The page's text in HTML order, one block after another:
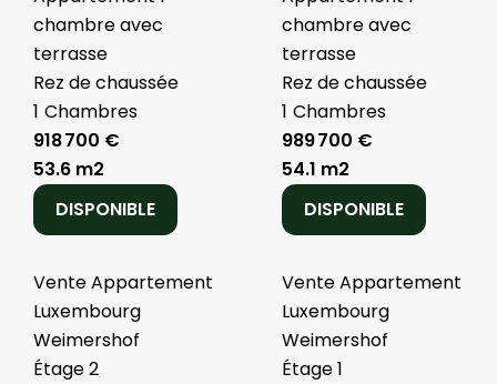
chambre avec
terrasse
Rez de chaussée
1 Chambres
918 700 €
53.6 m2
DISPONIBLE
chambre avec
terrasse
Rez de chaussée
1 Chambres
989 700 €
54.1 m2
DISPONIBLE
Vente Appartement
Luxembourg
Weimershof
Étage 2
Vente Appartement
Luxembourg
Weimershof
Étage 1